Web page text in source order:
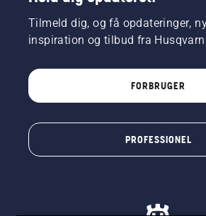
Tilmeld dig, og få opdateringer,
inspiration og tilbud fra
FORBRUGER
PROFESSIONEL